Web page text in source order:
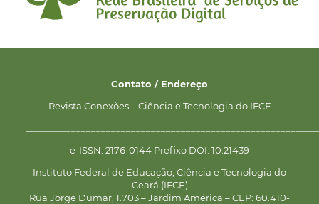
Contato / Endereço
Revista Conexões – Ciência e Tecnologia do IFCE
e-ISSN: 2176-0144 Prefixo DOI: 10.21439
Instituto Federal de Educação, Ciência e Tecnologia do
Ceará (IFCE)
Rua Jorge Dumar, 1.703 – Jardim América – CEP: 60.410-